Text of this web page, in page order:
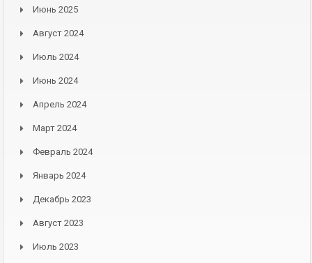
Июнь 2025
Август 2024
Июль 2024
Июнь 2024
Апрель 2024
Март 2024
Февраль 2024
Январь 2024
Декабрь 2023
Август 2023
Июль 2023